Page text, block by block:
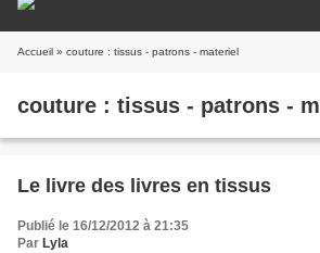
Accueil » couture : tissus - patrons - materiel
couture : tissus - patrons -
Le livre des livres en tissus
Publié le 16/12/2012 à 21:35
Par Lyla